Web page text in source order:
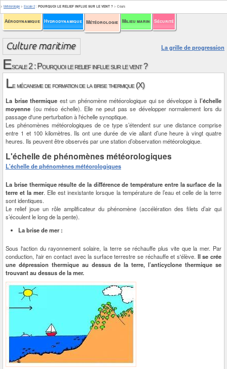
Aérodynamique Hydrodynamique Météorologie Milieu marin Sécurité
> Météorologie > Escale 2 : POURQUOI LE RELIEF INFLUE SUR LE VENT ? > Cours
La grille de progression
Escale 2 : Pourquoi le relief influe sur le vent ?
Le mécanisme de formation de la brise thermique (X)
La brise thermique est un phénomène météorologique qui se développe àl’échelle
moyenne (ou méso échelle). Elle ne peut pas se développer normalement lors du
passage d'une perturbation à l'échelle synoptique.
Les phénomènes météorologiques de ce type s’étendent sur une distance comprise
entre 1 et 100 kilomètres. Ils ont une durée de vie allant d’une heure à vingt quatre
heures. Ils peuvent être observés par une station d’observation météorologique.
L'échelle de phénomènes météorologiques
L'échelle de phénomènes météorologiques
La brise thermique résulte de la différence de température entre la surface de la
terre et la mer. Elle est inexistante lorsque la température de l’eau et celle de la terre
sont identiques.
Le relief joue un rôle amplificateur du phénomène (accélération des filets d’air qui
s’écoulent le long de la pente).
La brise de mer :
Sous l'action du rayonnement solaire, la terre se réchauffe plus vite que la mer. Par
conduction, l'air en contact avec la surface terrestre se réchauffe et s'élève. Il se crée
une dépression thermique au dessus de la terre, l’anticyclone thermique se
trouvant au dessus de la mer.